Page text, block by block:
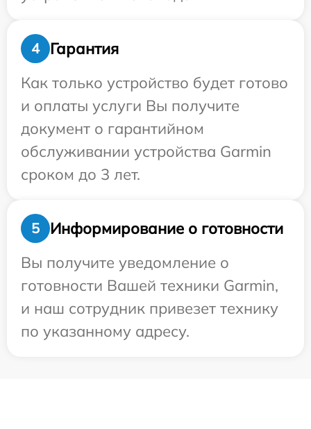
4
Гарантия
Как только устройство будет готово
и оплаты услуги Вы получите
документ о гарантийном
обслуживании устройства Garmin
сроком до 3 лет.
5
Информирование о готовности
Вы получите уведомление о
готовности Вашей техники Garmin,
и наш сотрудник привезет технику
по указанному адресу.